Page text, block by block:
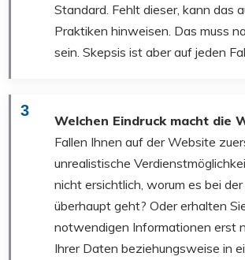
Standard. Fehlt dieser, kann das
Praktiken hinweisen. Das muss
sein. Skepsis ist aber auf jeden
3
Welchen Eindruck macht die
Fallen Ihnen auf der Website
unrealistische
nicht ersichtlich, worum es bei
überhaupt geht? Oder erhalten
notwendigen Informationen erst
Ihrer Daten beziehungsweise in